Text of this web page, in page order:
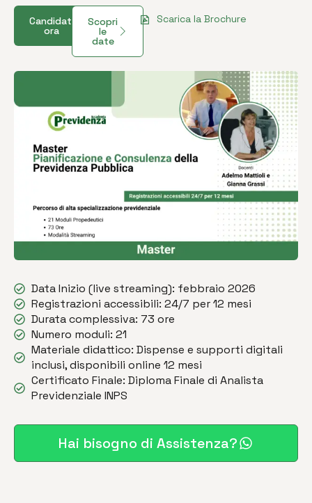
Candidati
ora
Scopri
le
date
Scarica la Brochure
Data Inizio (live streaming): febbraio 2026
Registrazioni accessibili: 24/7 per 12 mesi
Durata complessiva: 73 ore
Numero moduli: 21
Materiale didattico: Dispense e supporti digitali
inclusi, disponibili online 12 mesi
Certificato Finale: Diploma Finale di Analista
Previdenziale INPS
Hai bisogno di Assistenza?